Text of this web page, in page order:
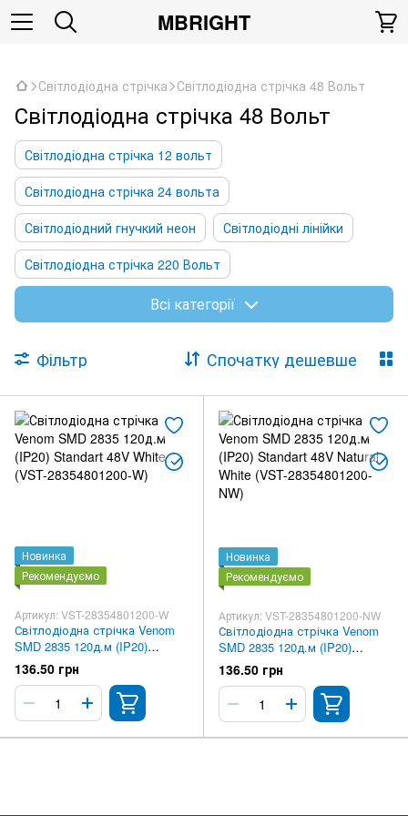
MBRIGHT
Світлодіодна стрічка Світлодіодна стрічка 48 Вольт
Світлодіодна стрічка 48 Вольт
Світлодіодна стрічка 12 вольт
Світлодіодна стрічка 24 вольта
Світлодіодний гнучкий неон
Світлодіодні лінійки
Світлодіодна стрічка 220 Вольт
Світлодіодна стрічка 48 Вольт
Всі категорії
Фільтр Спочатку дешевше
Новинка
Рекомендуємо
Артикул: VST-28354801200-W
Світлодіодна стрічка Venom
SMD 2835 120д.м (IP20)
Standart 48V White (VST-
28354801200-W)
136.50 грн
Новинка
Рекомендуємо
Артикул: VST-28354801200-NW
Світлодіодна стрічка Venom
SMD 2835 120д.м (IP20)
Standart 48V Natural White
(VST-28354801200-NW)
136.50 грн